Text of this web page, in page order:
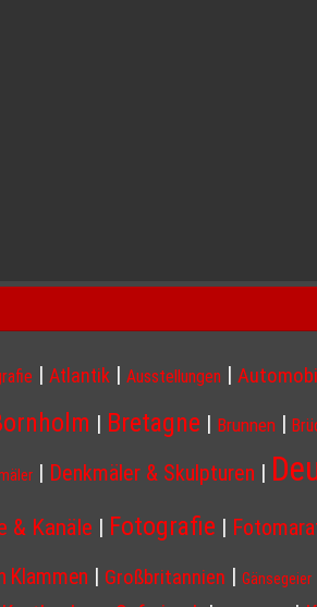
| Atlantik | Ausstellungen |
| Bretagne | Brunnen |
| Denkmäler & Skulpturen |
& Kanäle | Fotografie |
Klammen | Großbritannien | Gänsegeier